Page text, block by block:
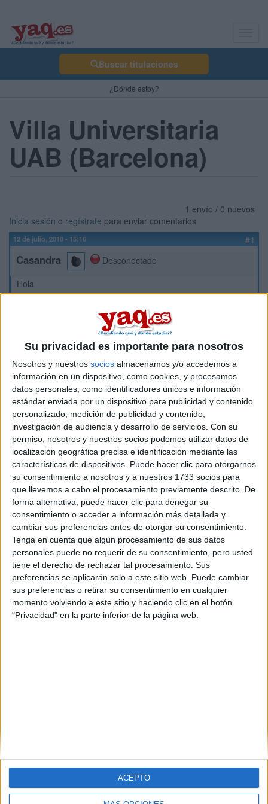
Su privacidad es importante para nosotros
Nosotros y nuestros socios almacenamos y/o accedemos a
información en un dispositivo, como cookies, y procesamos
datos personales, como identificadores únicos e información
estándar enviada por un dispositivo para publicidad y contenido
personalizado, medición de publicidad y contenido,
investigación de audiencia y desarrollo de servicios. Con su
permiso, nosotros y nuestros socios podemos utilizar datos de
localización geográfica precisa e identificación mediante las
características de dispositivos. Puede hacer clic para otorgarnos
su consentimiento a nosotros y a nuestros 1733 socios para
que llevemos a cabo el procesamiento previamente descrito. De
forma alternativa, puede hacer clic para denegar su
consentimiento o acceder a información más detallada y
cambiar sus preferencias antes de otorgar su consentimiento.
Tenga en cuenta que algún procesamiento de sus datos
personales puede no requerir de su consentimiento, pero usted
tiene el derecho de rechazar tal procesamiento. Sus
preferencias se aplicarán solo a este sitio web. Puede cambiar
sus preferencias o retirar su consentimiento en cualquier
momento volviendo a este sitio y haciendo clic en el botón
"Privacidad" en la parte inferior de la página web.
ACEPTO
Buscar titulaciones
¿Dónde estoy?
Villa Universitaria
UAB (Barcelona)
1 envío / 0 nuevos
Inicia sesión o regístrate para enviar comentarios
12 de julio, 2010 - 15:16 #1
Casandra
Desconectado
Hola
porque el año que viene igual voy a la UAB, y ya es tarde
para buscar piso, asi que me tendria que quedar en esa
residencia. hay posibilidad de coger piso individual? en la
pagina viene de dos para arriba, si eso puedes escoger a tu
compañero o te lo asignan ellos? teneis alguna experiencia
de vivir asi con un desconocido?
gracias ^^
Inicio
Etiquetas: La universidad - un mundo Barcelona UAB